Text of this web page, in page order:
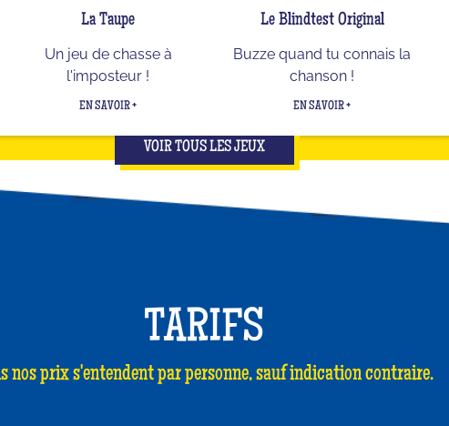
La Taupe
Un jeu de chasse à
l'imposteur !
EN SAVOIR +
Le Blindtest Original
Buzze quand tu connais la
chanson !
EN SAVOIR +
VOIR TOUS LES JEUX
TARIFS
nos prix s'entendent par personne, sauf indication contraire.